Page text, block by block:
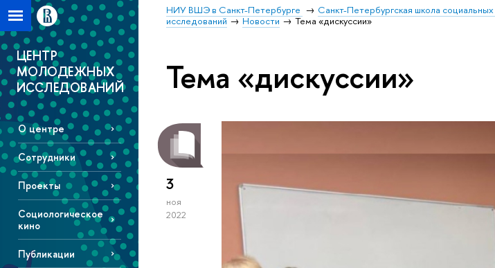
НИУ ВШЭ в Санкт-Петербурге Санкт-Петербургская школа
исследований
Новости Тема «дискуссии»
ЦЕНТР
МОЛОДЕЖНЫХ
ИССЛЕДОВАНИЙ
О центре
Сотрудники
Проекты
Социологическое
кино
Публикации
Тема «дискуссии»
3
ноя
2022